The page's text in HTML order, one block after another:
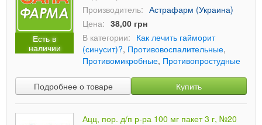
Есть в
наличии
Производитель: Астрафарм (Украина)
Цена: 38,00 грн
В категории: Как лечить гайморит
(синусит)?, Противовоспалительные,
Противомикробные, Противопростудные
Подробнее о товаре Купить
Ацц, пор. д/п р-ра 100 мг пакет 3 г, №20